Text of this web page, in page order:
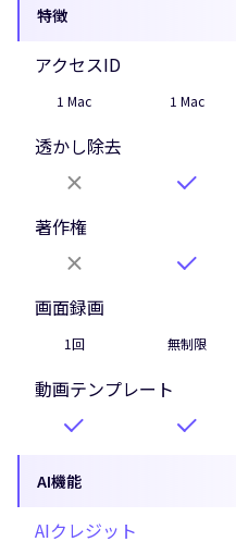
特徴
アクセスID
1 Mac 1 Mac
透かし除去
著作権
画面録画
1回 無制限
動画テンプレート
AI機能
AIクレジット